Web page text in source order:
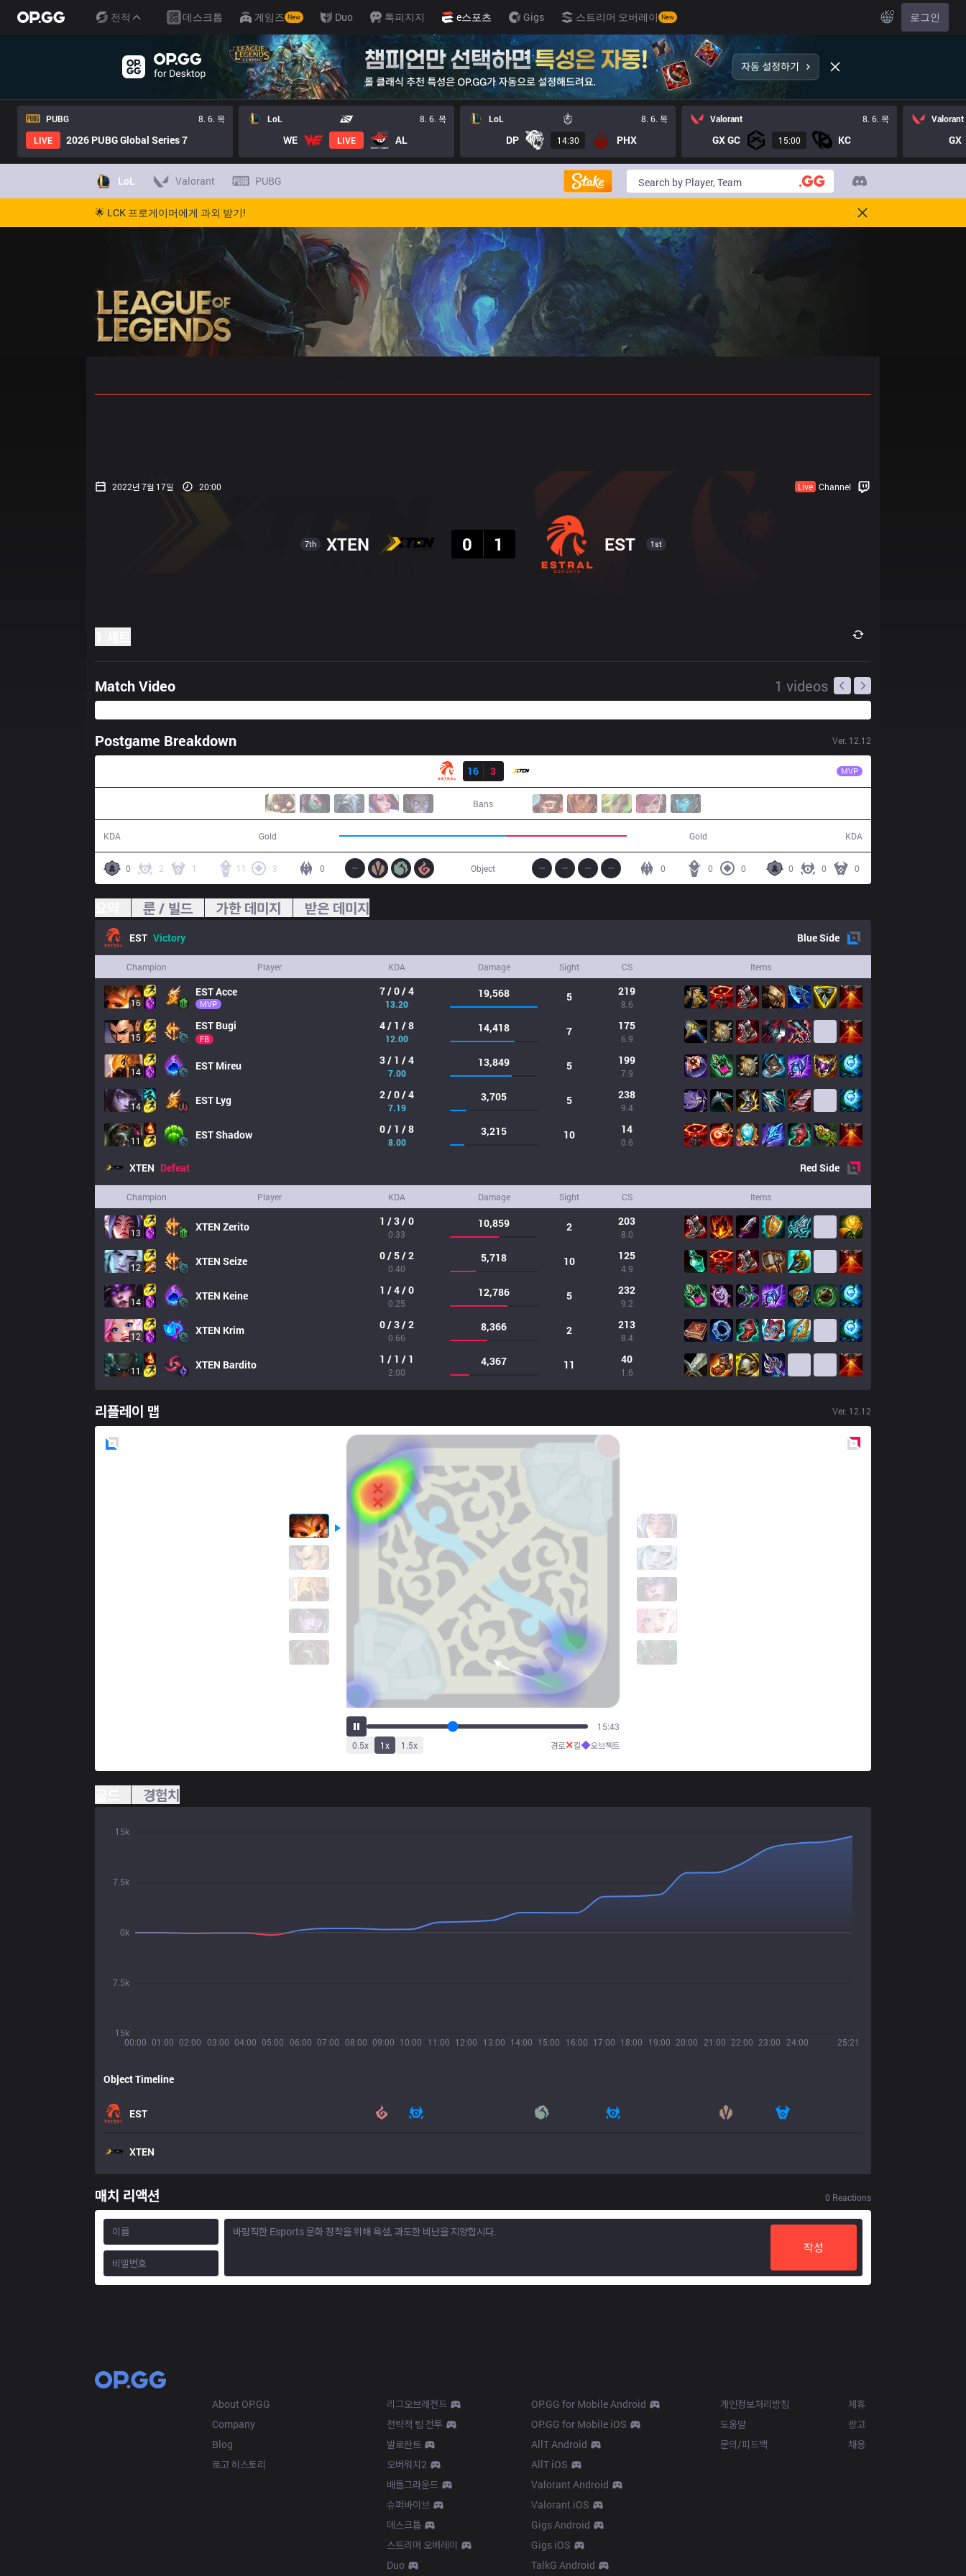
전적 데스크톱 게임즈 New Duo 톡피지지 e스포츠 Gigs 스트리머 오버레이 New KO 로그인
PUBG
8. 6. 목
LIVE
2026 PUBG Global Series 7
LoL 8. 6. 목
WE LIVE AL
LoL 8. 6. 목
DP 14:30 PHX
Valorant 8. 6. 목
GX GC 15:00 KC
Valorant
GX
LoL Valorant PUBG
🌟 LCK 프로게이머에게 과외 받기!
2022년 7월 17일 20:00 Live Channel
7th XTEN
0
1 EST 1st
Match Video 1 videos
Postgame Breakdown Ver. 12.12
16
3 MVP
Bans
KDA Gold Gold KDA
0 2 1 11 3 0 0 0 0
0 0
0
Object
룬 / 빌드 가한 데미지 받은 데미지
EST Victory BlueSide
Champion Player KDA Damage Sight CS Items
16
ESTAcce
MVP
7 / 0 / 4
13.20
19,568 5 219
8.6
15
EST Bugi
FB
4 / 1 / 8
12.00
14,418 7 175
6.9
14 EST Mireu 3 / 1 / 4
7.00
13,849 5 199
7.9
14 EST Lyg 2 / 0 / 4
7.19
3,705 5 238
9.4
11 ESTShadow 0 / 1 / 8
8.00
3,215 10 14
0.6
XTEN Defeat RedSide
Champion Player KDA Damage Sight CS Items
13 XTEN Zerito 1 / 3 / 0
0.33
10,859 2 203
8.0
12 XTEN Seize 0 / 5 / 2
0.40
5,718 10 125
4.9
14 XTEN Keine 1 / 4 / 0
0.25
12,786 5 232
9.2
12 XTEN Krim 0 / 3 / 2
0.66
8,366 2 213
8.4
11 XTEN Bardito 1 / 1 / 1
2.00
4,367 11 40
1.6
리플레이 맵 Ver. 12.12
19:56
0.5x 1x 1.5x 경로✕킬◆오브젝트
경험치
00:00 01:00 02:00 03:00 04:00 05:00 06:00 07:00 08:00 09:00 10:00 11:00 12:00 13:00 14:00 15:00 16:00 17:00 18:00 19:00 20:00 21:00 22:00 23:00 24:00 25:21
15k
7.5k
0k
7.5k
15k
Object Timeline
EST
XTEN
매치 리액션 0 Reactions
작성
About OP.GG
Company
Blog
로고 히스토리
리그오브레전드
전략적 팀 전투
발로란트
오버워치2
배틀그라운드
슈퍼바이브
데스크톱
스트리머 오버레이
Duo
OP.GG for Mobile Android
OP.GG for Mobile iOS
AllT Android
AllT iOS
Valorant Android
Valorant iOS
Gigs Android
Gigs iOS
TalkG Android
개인정보처리방침
도움말
문의/피드백
제휴
광고
채용